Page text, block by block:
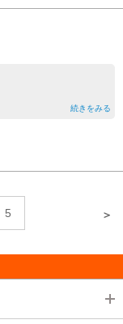
続きをみる
5 ＞